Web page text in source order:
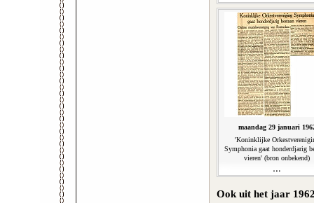
maandag 29 januari
'Koninklijke
Symphonia gaat honderdjarig
vieren' (bron onbekend)
Ook uit het jaar